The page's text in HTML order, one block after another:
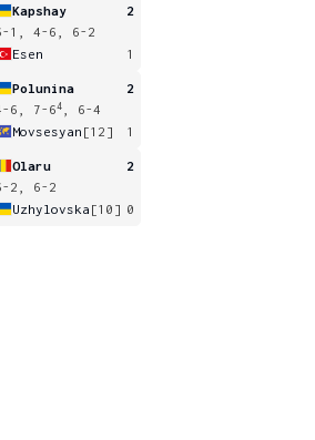
Kapshay
2
1, 4-6, 6-2
Esen
1
Polunina
2
6, 7-64
, 6-4
Movsesyan [12] 1
Olaru
2
2, 6-2
Uzhylovska [10] 0